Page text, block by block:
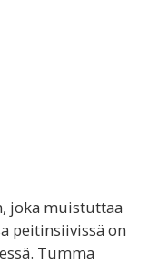
joka muistuttaa
peitinsiivissä on
Tumma